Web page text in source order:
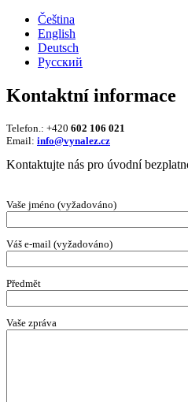
Čeština
English
Deutsch
Русский
Kontaktní informace
Telefon.: +420 602 106 021
Email: info@vynalez.cz
Kontaktujte nás pro úvodní
Vaše jméno (vyžadováno)
Váš e-mail (vyžadováno)
Předmět
Vaše zpráva